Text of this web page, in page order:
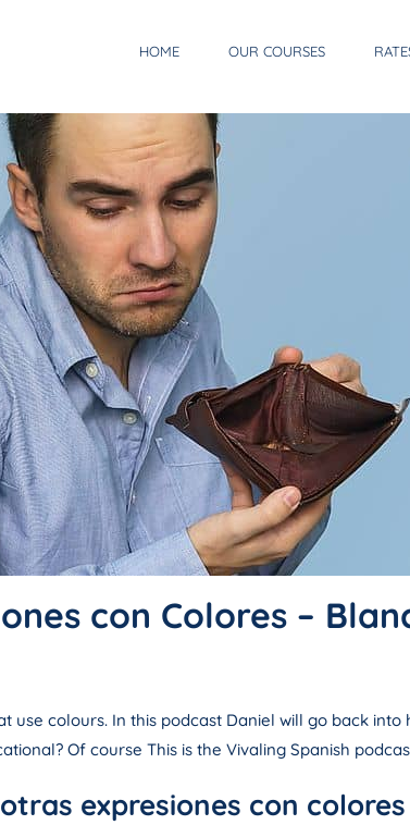
HOME OUR COURSES
con Colores –
use colours. In this podcast Daniel will go back
Of course This is the Vivaling Spanish
expresiones con